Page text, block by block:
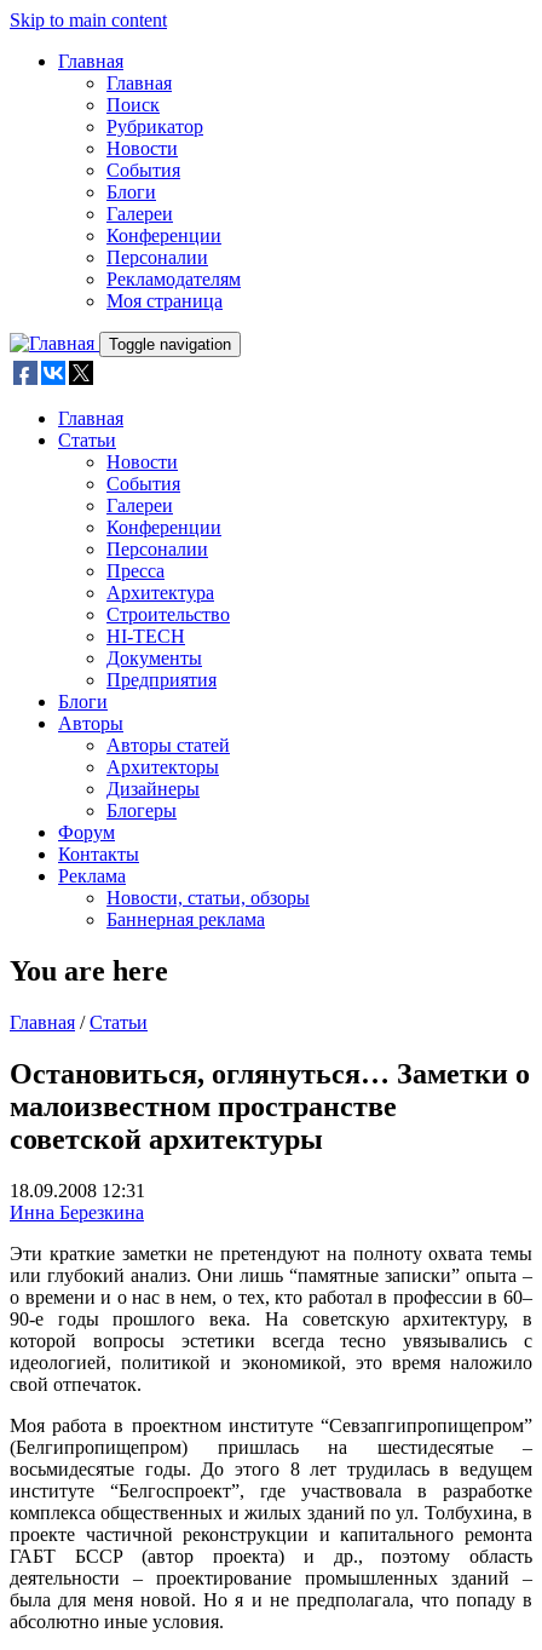
Skip to main content
Главная
Главная
Поиск
Рубрикатор
Новости
События
Блоги
Галереи
Конференции
Персоналии
Рекламодателям
Моя страница
Toggle navigation
Главная
Статьи
Новости
События
Галереи
Конференции
Персоналии
Пресса
Архитектура
Строительство
HI-TECH
Документы
Предприятия
Блоги
Авторы
Авторы статей
Архитекторы
Дизайнеры
Блогеры
Форум
Контакты
Реклама
Новости, статьи, обзоры
Баннерная реклама
You are here
Главная / Статьи
Остановиться, оглянуться… Заметки о
малоизвестном пространстве
советской архитектуры
18.09.2008 12:31
Инна Березкина
Эти краткие заметки не претендуют на полноту охвата темы
или глубокий анализ. Они лишь “памятные записки” опыта –
о времени и о нас в нем, о тех, кто работал в профессии в 60–
90-е годы прошлого века. На советскую архитектуру, в
которой вопросы эстетики всегда тесно увязывались с
идеологией, политикой и экономикой, это время наложило
свой отпечаток.
Моя работа в проектном институте “Севзапгипропищепром”
(Белгипропищепром) пришлась на шестидесятые –
восьмидесятые годы. До этого 8 лет трудилась в ведущем
институте “Белгоспроект”, где участвовала в разработке
комплекса общественных и жилых зданий по ул. Толбухина, в
проекте частичной реконструкции и капитального ремонта
ГАБТ БССР (автор проекта) и др., поэтому область
деятельности – проектирование промышленных зданий –
была для меня новой. Но я и не предполагала, что попаду в
абсолютно иные условия.